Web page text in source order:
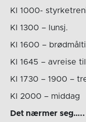
Kl 1000-
Kl 1300 – lunsj.
Kl 1600 –
Kl 1645 – avreise
Kl 1730 – 1900 –
Kl 2000 – middag
Det nærmer seg…..